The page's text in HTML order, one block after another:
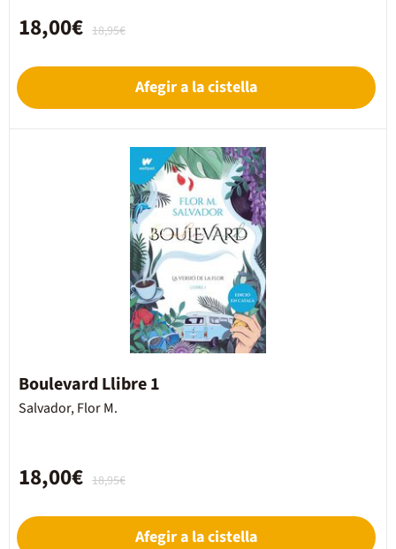
18,95€
18,00€
Afegir a la cistella
Boulevard Llibre 1
Salvador, Flor M.
18,95€
18,00€
Afegir a la cistella